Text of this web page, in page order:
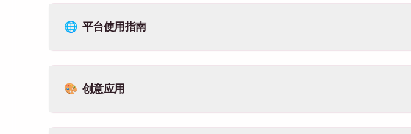
🌐 平台使用指南
🎨 创意应用